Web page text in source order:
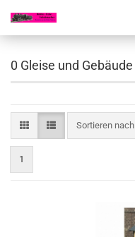
0 Gleise und Gebäude
Sortieren nach
Sortieren nach
1